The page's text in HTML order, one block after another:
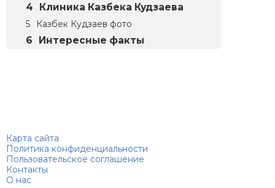
Клиника Казбека Кудзаева
Казбек Кудзаев фото
Интересные факты
Карта сайта
Политика конфиденциальности
Пользовательское соглашение
Контакты
О нас